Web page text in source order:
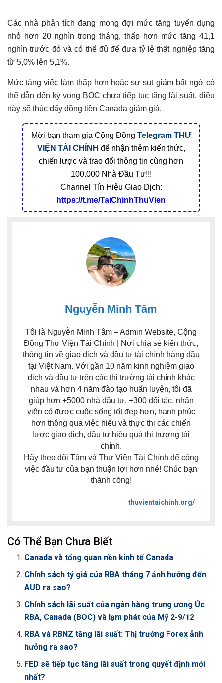
Các nhà phân tích đang mong đợi mức tăng tuyển dụng
nhỏ hơn 20 nghìn trong tháng, thấp hơn mức tăng 41,1
nghìn trước đó và có thể đủ để đưa tỷ lệ thất nghiệp tăng
từ 5,0% lên 5,1%.
Mức tăng việc làm thấp hơn hoặc sự sụt giảm bất ngờ có
thể dẫn đến kỳ vọng BOC chưa tiếp tục tăng lãi suất, điều
này sẽ thúc đẩy đồng tiền Canada giảm giá.
Mời bạn tham gia Cộng Đồng Telegram THƯ
VIỆN TÀI CHÍNH để nhận thêm kiến thức,
chiến lược và trao đổi thông tin cùng hơn
100.000 Nhà Đầu Tư!!!
Channel Tín Hiệu Giao Dịch:
https://t.me/TaiChinhThuVien
Nguyễn Minh Tâm
Tôi là Nguyễn Minh Tâm – Admin Website, Cộng
Đồng Thư Viện Tài Chính | Nơi chia sẻ kiến thức,
thông tin về giao dịch và đầu tư tài chính hàng đầu
tại Việt Nam. Với gần 10 năm kinh nghiệm giao
dịch và đầu tư trên các thị trường tài chính khác
nhau và hơn 4 năm đào tạo huấn luyện, tôi đã
giúp hơn +5000 nhà đầu tư, +300 đối tác, nhân
viên có được cuộc sống tốt đẹp hơn, hạnh phúc
hơn thông qua việc hiểu và thực thi các chiến
lược giao dịch, đầu tư hiệu quả thị trường tài
chính.
Hãy theo dõi Tâm và Thư Viện Tài Chính để công
việc đầu tư của bạn thuận lợi hơn nhé! Chúc bạn
thành công!
thuvientaichinh.org/
Có Thể Bạn Chưa Biết
Canada và tổng quan nền kinh tế Canada
Chính sách tỷ giá của RBA tháng 7 ảnh hưởng đến
AUD ra sao?
Chính sách lãi suất của ngân hàng trung ương Úc
RBA, Canada (BOC) và lạm phát của Mỹ 2-9/12
RBA và RBNZ tăng lãi suất: Thị trường Forex ảnh
hưởng ra sao?
FED sẽ tiếp tục tăng lãi suất trong quyết định mới
nhất?